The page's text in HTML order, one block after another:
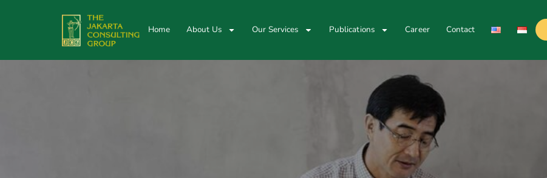
Home About Us Our Services Publications Career Contact